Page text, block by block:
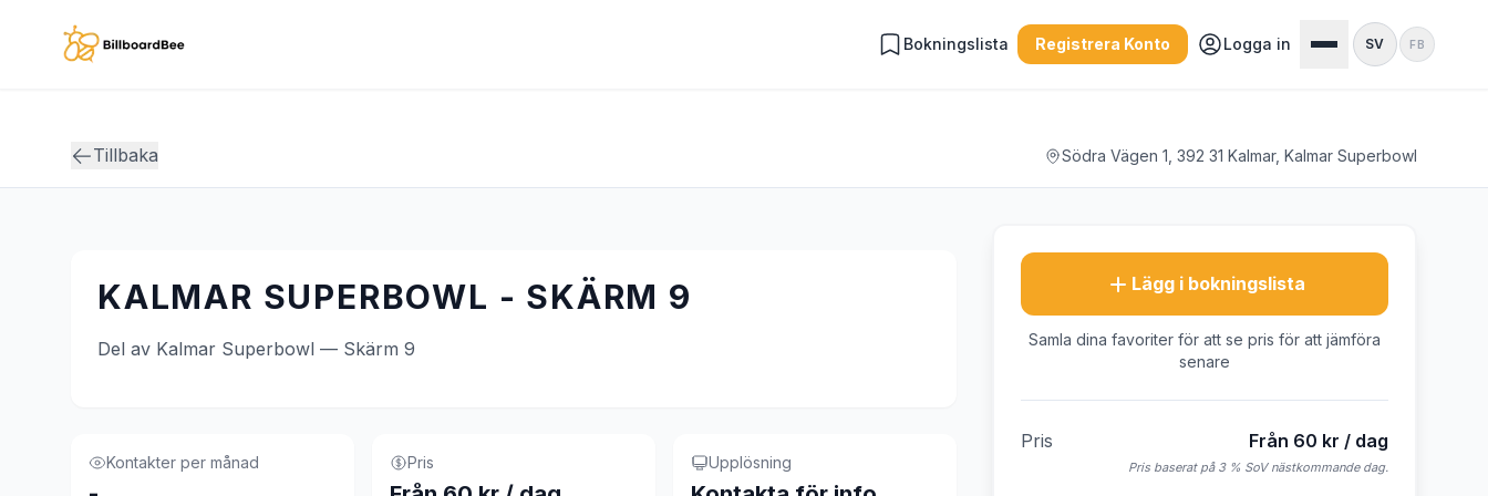
Bokningslista Registrera Konto Logga in SV FB
Tillbaka Södra Vägen 1, 392 31 Kalmar, Kalmar Superbowl
KALMAR SUPERBOWL - SKÄRM 9
Del av Kalmar Superbowl — Skärm 9
Kontakter per månad Pris Upplösning
Lägg i bokningslista
Samla dina favoriter för att se pris för att jämföra
senare
Pris Från 60 kr / dag
Pris baserat på 3 % SoV nästkommande dag.